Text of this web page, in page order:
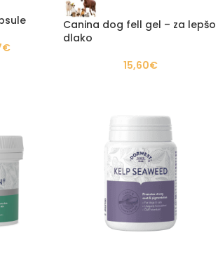
€
Canina dog fell gel – za lepšo
dlako
15,60€